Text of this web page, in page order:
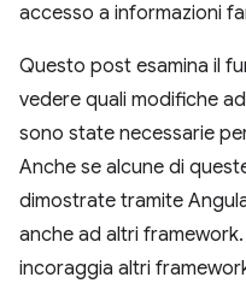
accesso a informazioni
Questo post esamina il
vedere quali modifiche
sono state necessarie
Anche se alcune di
dimostrate tramite
anche ad altri
incoraggia altri